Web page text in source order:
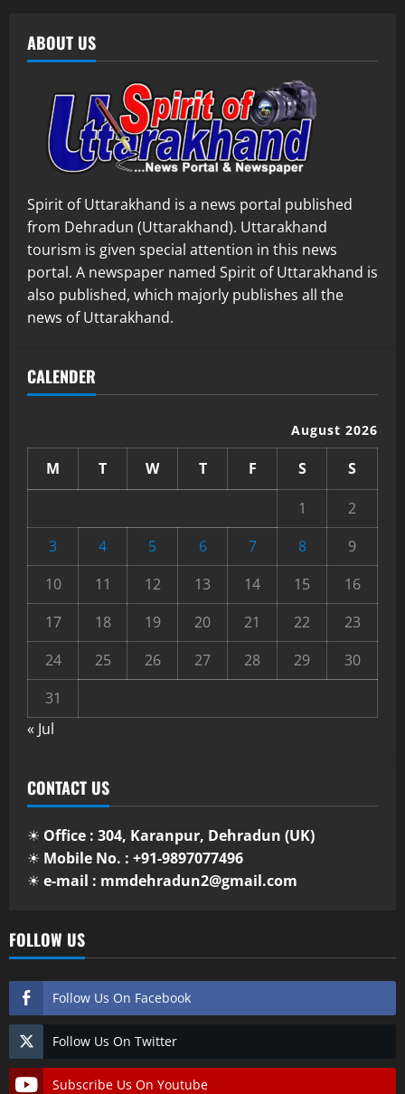
ABOUT US
Spirit of Uttarakhand is a news portal published
from Dehradun (Uttarakhand). Uttarakhand
tourism is given special attention in this news
portal. A newspaper named Spirit of Uttarakhand is
also published, which majorly publishes all the
news of Uttarakhand.
CALENDER
August 2026
M T W T F S
S
1
2
3
4 5 6 7 8
9
10
11 12 13 14 15
16
17
18 19 20 21 22
23
24
25 26 27 28 29
30
31
« Jul
CONTACT US
☀ Office : 304, Karanpur, Dehradun (UK)
☀ Mobile No. : +91-9897077496
☀ e-mail : mmdehradun2@gmail.com
FOLLOW US
Follow Us On Facebook
Follow Us On Twitter
Subscribe Us On Youtube